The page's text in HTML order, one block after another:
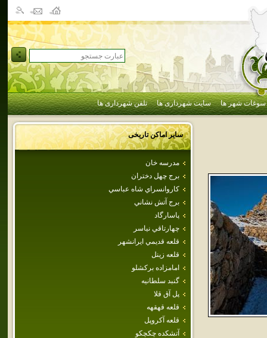
سوغات شهر ها سایت شهرداری ها تلفن شهرداری ها
سایر اماکن تاریخی
مدرسه خان
برج‌ چهل‌ دختران‌
كاروانسراي شاه عباسي
برج آتش نشاني
پاسارگاد
چهارتاقي نياسر
قلعه قديمي ايرانشهر
قلعه زينل
امامزاده بركشلو
گنبد سلطانيه
پل آق قلا
قلعه قهقهه
قلعه آكروپل
آتشكده چكچكو